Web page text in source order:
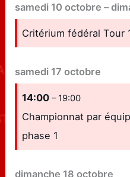
samedi 10 octobre –
Critérium fédéral Tour
samedi 17 octobre
14:00– 19:00
Championnat par
phase 1
dimanche 18 octobre